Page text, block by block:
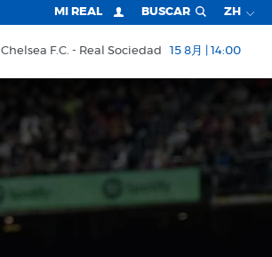
MI REAL BUSCAR ZH
Chelsea F.C. Real Sociedad 15 8月 | 14:00